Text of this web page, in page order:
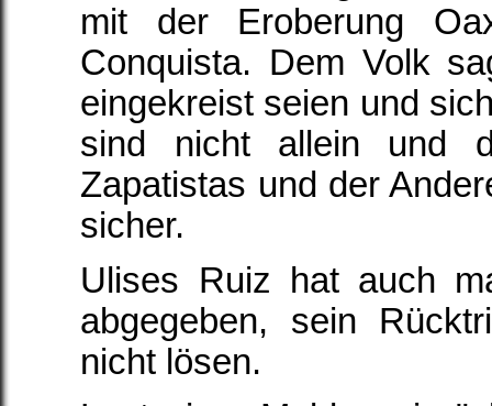
mit der Eroberung
Conquista. Dem Volk
eingekreist seien und
sind nicht allein und
Zapatistas und der
sicher.
Ulises Ruiz hat auch
abgegeben, sein
nicht lösen.